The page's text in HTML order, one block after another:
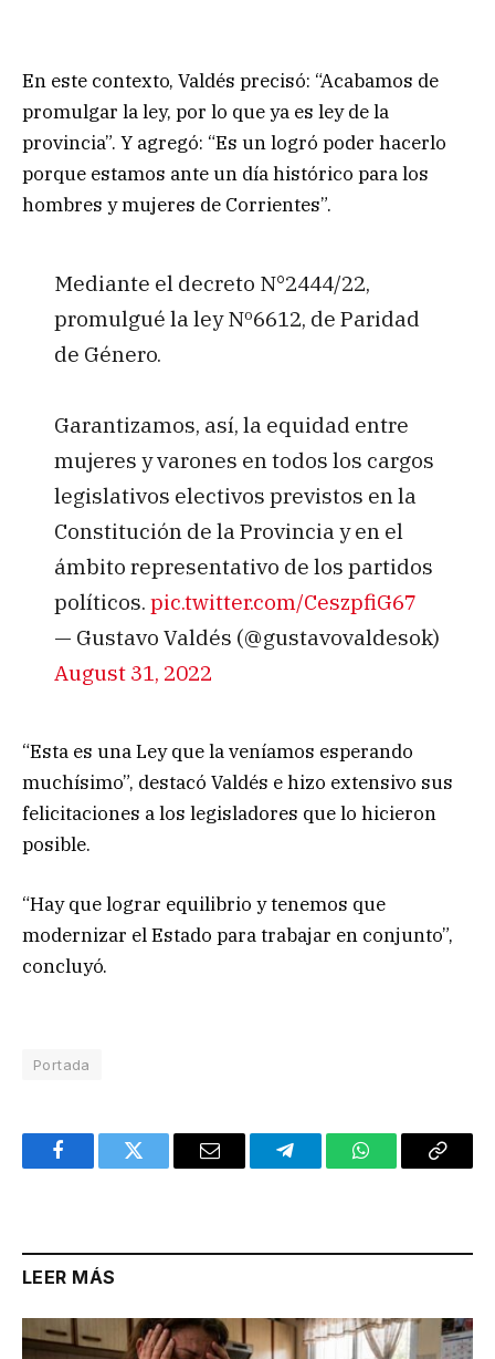
En este contexto, Valdés precisó: “Acabamos de
promulgar la ley, por lo que ya es ley de la
provincia”. Y agregó: “Es un logró poder hacerlo
porque estamos ante un día histórico para los
hombres y mujeres de Corrientes”.
Mediante el decreto N°2444/22,
promulgué la ley Nº6612, de Paridad
de Género.
Garantizamos, así, la equidad entre
mujeres y varones en todos los cargos
legislativos electivos previstos en la
Constitución de la Provincia y en el
ámbito representativo de los partidos
políticos. pic.twitter.com/CeszpfiG67
— Gustavo Valdés (@gustavovaldesok)
August 31, 2022
“Esta es una Ley que la veníamos esperando
muchísimo”, destacó Valdés e hizo extensivo sus
felicitaciones a los legisladores que lo hicieron
posible.
“Hay que lograr equilibrio y tenemos que
modernizar el Estado para trabajar en conjunto”,
concluyó.
Portada
FacebookTwitter Email TelegramWhatsAppCopy
LEER MÁS